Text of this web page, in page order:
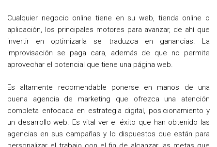
Cualquier negocio online tiene en su web, tienda online o
aplicación, los principales motores para avanzar, de ahí que
invertir en optimizarla se traduzca en ganancias. La
improvisación se paga cara, además de que no permite
aprovechar el potencial que tiene una página web.
Es altamente recomendable ponerse en manos de una
buena agencia de marketing que ofrezca una atención
completa enfocada en estrategia digital, posicionamiento y
un desarrollo web. Es vital ver el éxito que han obtenido las
agencias en sus campañas y lo dispuestos que están para